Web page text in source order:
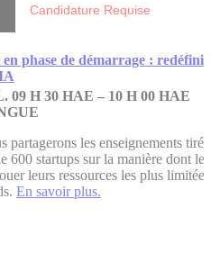
Candidature Requise
phase de démarrage : redéfinir
09 H 30 HAE – 10 H 00 HAE
partagerons les enseignements tirés
startups sur la manière dont les
leurs ressources les plus
En savoir plus.